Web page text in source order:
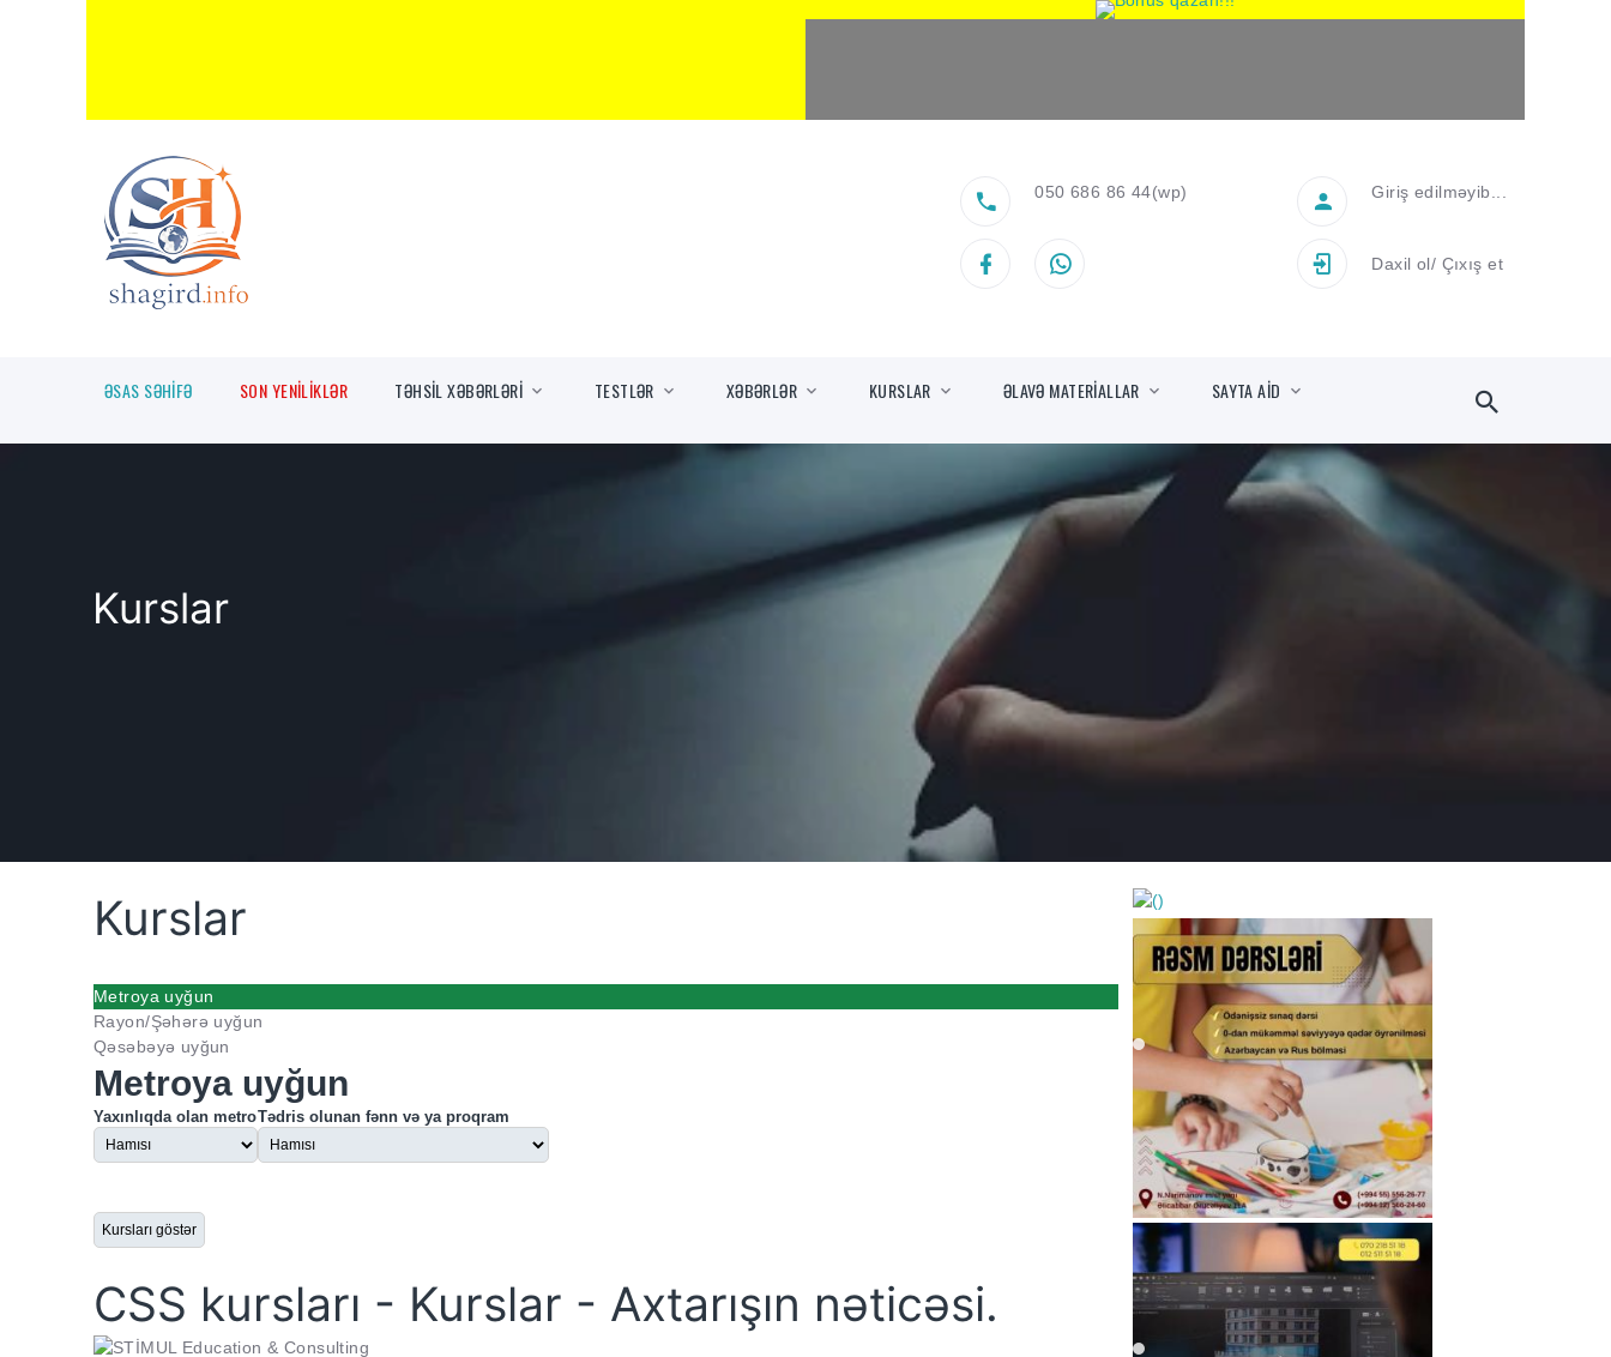
050 686 86 44(wp) Giriş edilməyib...
Daxil ol/ Çıxış et
ƏSAS SƏHİFƏ SON YENİLİKLƏR TƏHSİL XƏBƏRLƏRİ TESTLƏR XƏBƏRLƏR KURSLAR ƏLAVƏ MATERİALLAR SAYTA AİD
Kurslar
Kurslar
Metroya uyğun
Rayon/Şəhərə uyğun
Qəsəbəyə uyğun
Metroya uyğun
Yaxınlıqda olan metroTədris olunan fənn və ya proqram
CSS kursları - Kurslar - Axtarışın nəticəsi.
https://wa.me/994552244433